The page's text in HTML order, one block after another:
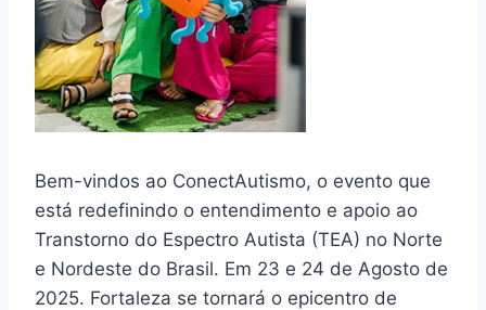
Bem-vindos ao ConectAutismo, o evento que
está redefinindo o entendimento e apoio ao
Transtorno do Espectro Autista (TEA) no Norte
e Nordeste do Brasil. Em 23 e 24 de Agosto de
2025. Fortaleza se tornará o epicentro de